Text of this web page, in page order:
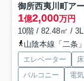
御所西夷川町ア
1億2,000万円
10階 / 82.48㎡ /
山陰本線「二条
エレベーター
バルコニー
電